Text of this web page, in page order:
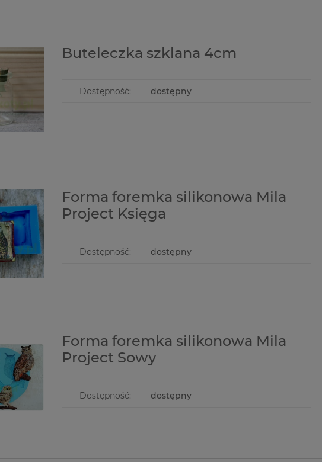
Buteleczka szklana 4cm
Dostępność: dostępny
Forma foremka silikonowa Mila
Project Księga
Dostępność: dostępny
Forma foremka silikonowa Mila
Project Sowy
Dostępność: dostępny